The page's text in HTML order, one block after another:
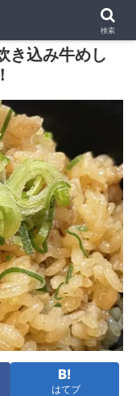
き込み牛めし
はてブ
検索